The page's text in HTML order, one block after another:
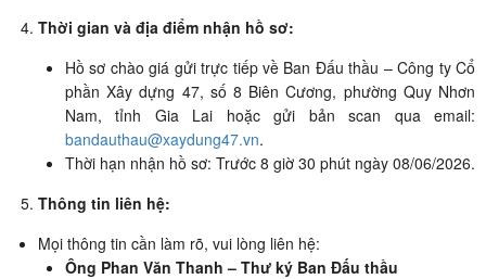
Thời gian và địa điểm nhận hồ sơ:
Hồ sơ chào giá gửi trực tiếp về Ban Đấu thầu – Công ty Cổ
phần Xây dựng 47, số 8 Biên Cương, phường Quy Nhơn
Nam, tỉnh Gia Lai hoặc gửi bản scan qua email:
bandauthau@xaydung47.vn.
Thời hạn nhận hồ sơ: Trước 8 giờ 30 phút ngày 08/06/2026.
Thông tin liên hệ:
Mọi thông tin cần làm rõ, vui lòng liên hệ:
Ông Phan Văn Thanh – Thư ký Ban Đấu thầu